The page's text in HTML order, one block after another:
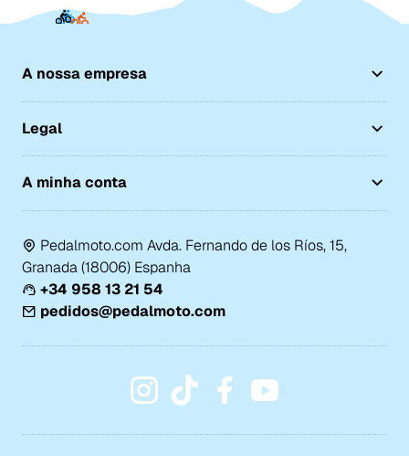
A nossa empresa
Legal
A minha conta
Pedalmoto.com Avda. Fernando de los Ríos, 15,
Granada (18006) Espanha
+34 958 13 21 54
pedidos@pedalmoto.com